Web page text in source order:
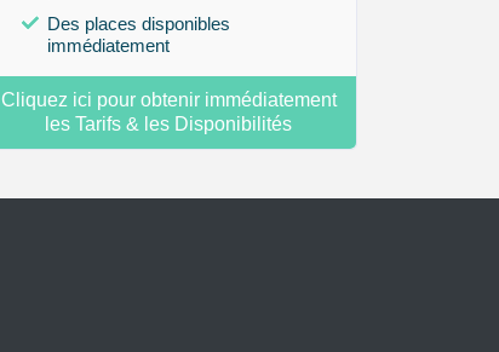
Des places disponibles
immédiatement
Cliquez ici pour obtenir immédiatement
les Tarifs & les Disponibilités